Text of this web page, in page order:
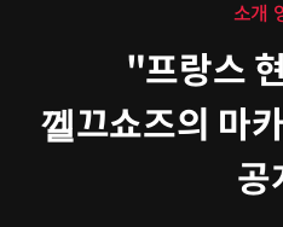
소개
"프랑스
껠끄쇼즈의 마
공